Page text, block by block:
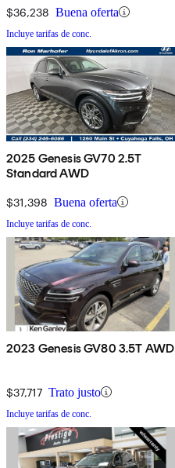
$36,238 Buena oferta
Incluye tarifas de conc.
2025 Genesis GV70 2.5T
Standard AWD
$31,398 Buena oferta
Incluye tarifas de conc.
2023 Genesis GV80 3.5T AWD
$37,717 Trato justo
Incluye tarifas de conc.